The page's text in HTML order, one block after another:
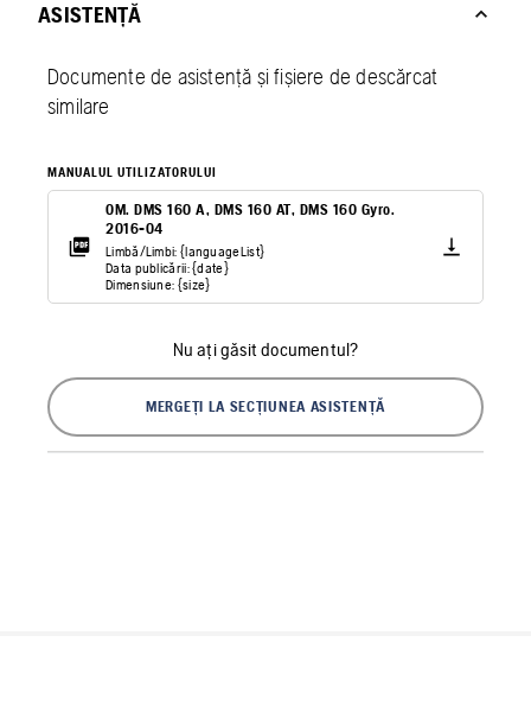
ASISTENȚĂ
Documente de asistență și fișiere de descărcat
similare
MANUALUL UTILIZATORULUI
OM. DMS 160 A, DMS 160 AT, DMS 160 Gyro.
2016-04
Limbă/Limbi: {languageList}
Data publicării: {date}
Dimensiune: {size}
Nu ați găsit documentul?
MERGEȚI LA SECȚIUNEA ASISTENȚĂ